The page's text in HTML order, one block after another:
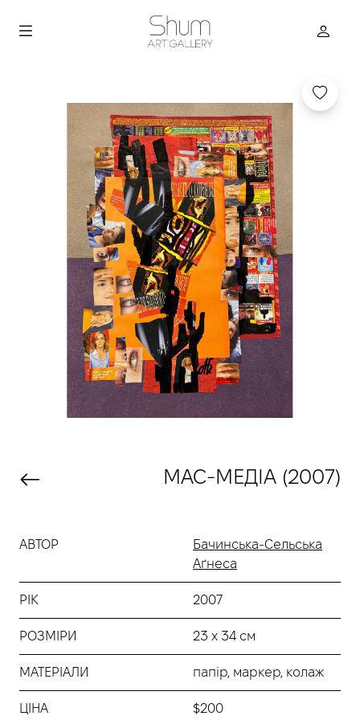
МАС-МЕДІА (2007)
АВТОР
Бачинська-Сельська
Аґнеса
РІК 2007
РОЗМІРИ 23 х 34 см
МАТЕРІАЛИ папір, маркер, колаж
ЦІНА $200